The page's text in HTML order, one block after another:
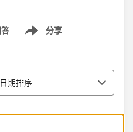
分享
Show menu
期排序